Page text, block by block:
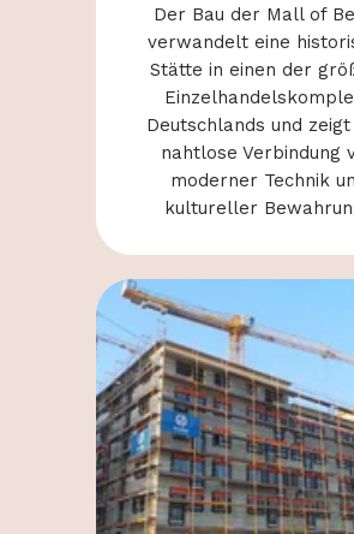
Der Bau der Mall of
verwandelt eine
Stätte in einen der
Deutschlands und zeigt
nahtlose Verbindung
moderner Technik
kultureller